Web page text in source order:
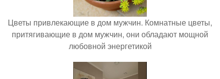
Цветы привлекающие в дом мужчин. Комнатные цветы,
притягивающие в дом мужчин, они обладают мощной
любовной энергетикой